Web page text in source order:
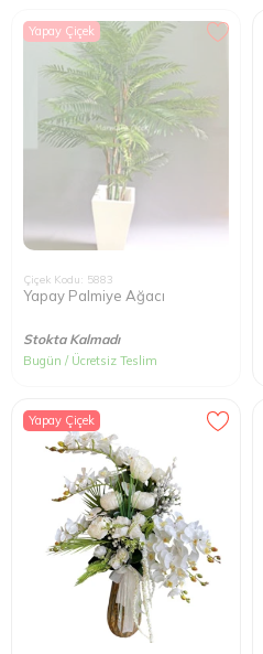
Yapay Çiçek
Çiçek Kodu: 5883
Yapay Palmiye Ağacı
Stokta Kalmadı
Bugün / Ücretsiz Teslim
Yapay Çiçek